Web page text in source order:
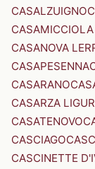
CASALZUIGNO
CASANOVA
CASAPESENNA
CASARANO
CASARZA
CASATENOVO
CASCIAGO
CASCINETTE